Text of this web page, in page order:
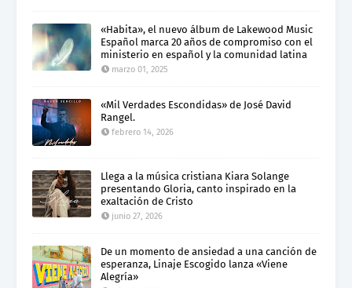
«Habita», el nuevo álbum de Lakewood Music
Español marca 20 años de compromiso con el
ministerio en español y la comunidad latina
marzo 01, 2025
«Mil Verdades Escondidas» de José David
Rangel.
febrero 14, 2026
Llega a la música cristiana Kiara Solange
presentando Gloria, canto inspirado en la
exaltación de Cristo
junio 27, 2026
De un momento de ansiedad a una canción de
esperanza, Linaje Escogido lanza «Viene
Alegría»